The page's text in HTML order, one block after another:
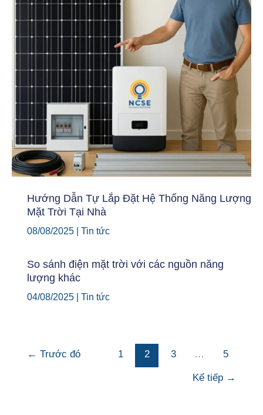
Hướng Dẫn Tự Lắp Đặt Hệ Thống Năng Lượng
Mặt Trời Tại Nhà
08/08/2025 Tin tức
So sánh điện mặt trời với các nguồn năng
lượng khác
04/08/2025 Tin tức
← Trước đó 1 2 3 … 5
Kế tiếp →